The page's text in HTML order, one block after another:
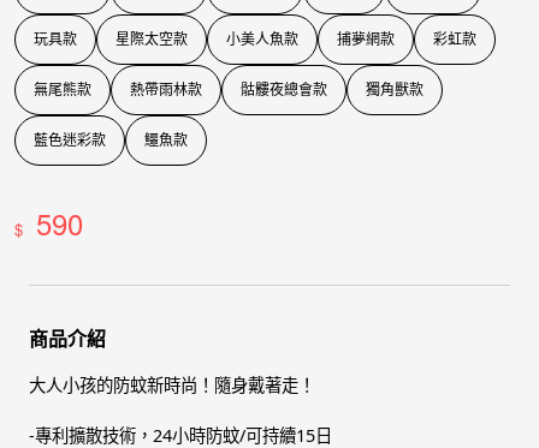
玩具款 星際太空款 小美人魚款 捕夢網款 彩虹款
無尾熊款 熱帶雨林款 骷髏夜總會款 獨角獸款
藍色迷彩款 鱷魚款
$ 590
商品介紹
大人小孩的防蚊新時尚！隨身戴著走！
-專利擴散技術，24小時防蚊/可持續15日